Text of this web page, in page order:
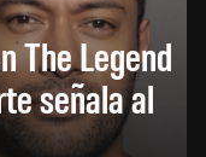
The Legend
señala al